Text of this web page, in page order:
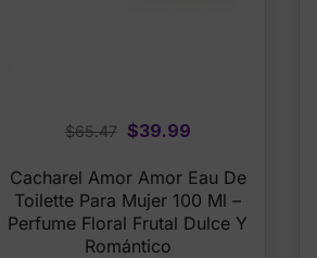
$65.47
Original
was:
$65.47.
$39.99Current
is:
$39.99.
Cacharel Amor Amor Eau De
Toilette Para Mujer 100 Ml –
Perfume Floral Frutal Dulce Y
Romántico